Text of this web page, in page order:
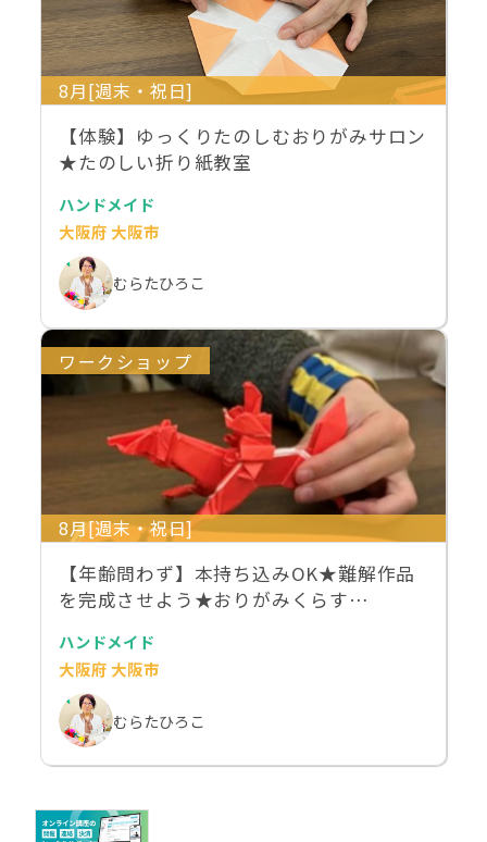
8月[週末・祝日]
【体験】ゆっくりたのしむおりがみサロン
★たのしい折り紙教室
ハンドメイド
大阪府 大阪市
むらたひろこ
ワークショップ
8月[週末・祝日]
【年齢問わず】本持ち込みOK★難解作品
を完成させよう★おりがみくらす…
ハンドメイド
大阪府 大阪市
むらたひろこ